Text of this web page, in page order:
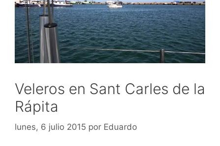
Veleros en Sant Carles de la
Rápita
lunes, 6 julio 2015 por Eduardo